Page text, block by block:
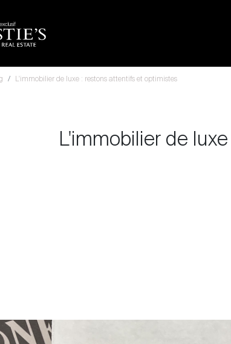
L'immobilier de luxe : restons attentifs et optimistes
L'immobilier de